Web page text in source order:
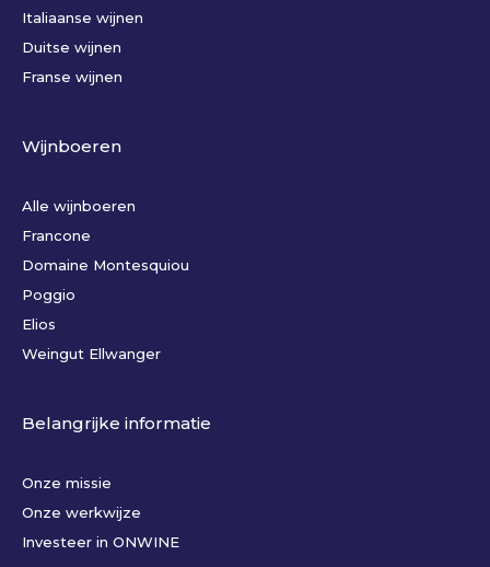
Italiaanse wijnen
Duitse wijnen
Franse wijnen
Wijnboeren
Alle wijnboeren
Francone
Domaine Montesquiou
Poggio
Elios
Weingut Ellwanger
Belangrijke informatie
Onze missie
Onze werkwijze
Investeer in ONWINE